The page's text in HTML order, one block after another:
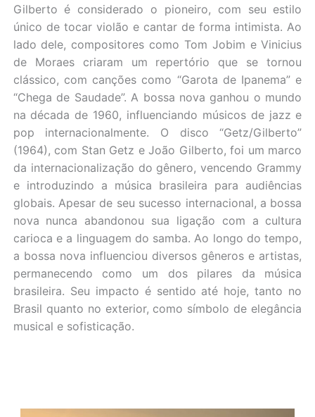
Gilberto é considerado o pioneiro, com seu estilo
único de tocar violão e cantar de forma intimista. Ao
lado dele, compositores como Tom Jobim e Vinicius
de Moraes criaram um repertório que se tornou
clássico, com canções como “Garota de Ipanema” e
“Chega de Saudade”. A bossa nova ganhou o mundo
na década de 1960, influenciando músicos de jazz e
pop internacionalmente. O disco “Getz/Gilberto”
(1964), com Stan Getz e João Gilberto, foi um marco
da internacionalização do gênero, vencendo Grammy
e introduzindo a música brasileira para audiências
globais. Apesar de seu sucesso internacional, a bossa
nova nunca abandonou sua ligação com a cultura
carioca e a linguagem do samba. Ao longo do tempo,
a bossa nova influenciou diversos gêneros e artistas,
permanecendo como um dos pilares da música
brasileira. Seu impacto é sentido até hoje, tanto no
Brasil quanto no exterior, como símbolo de elegância
musical e sofisticação.